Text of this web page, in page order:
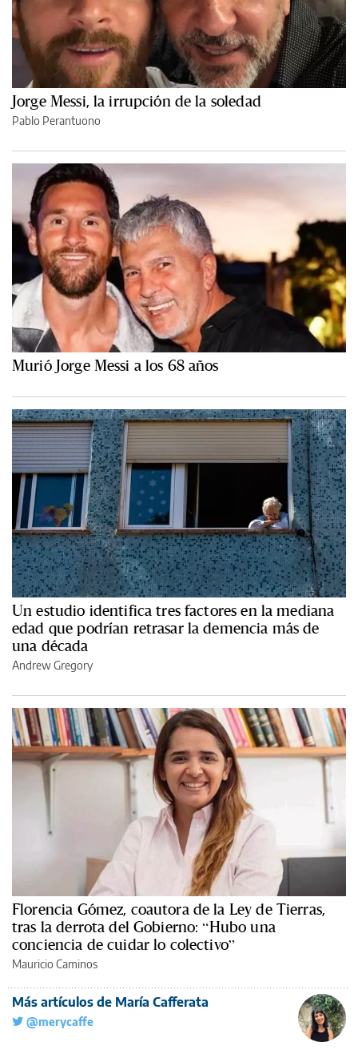
Jorge Messi, la irrupción de la soledad
Pablo Perantuono
Murió Jorge Messi a los 68 años
Un estudio identifica tres factores en la mediana
edad que podrían retrasar la demencia más de
una década
Andrew Gregory
Florencia Gómez, coautora de la Ley de Tierras,
tras la derrota del Gobierno: “Hubo una
conciencia de cuidar lo colectivo”
Mauricio Caminos
Más artículos de María Cafferata
@merycaffe